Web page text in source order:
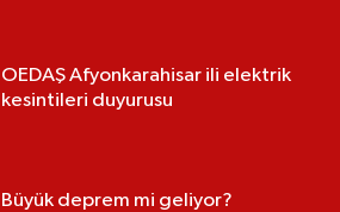
OEDAŞ Afyonkarahisar ili elektrik
kesintileri duyurusu
Büyük deprem mi geliyor?